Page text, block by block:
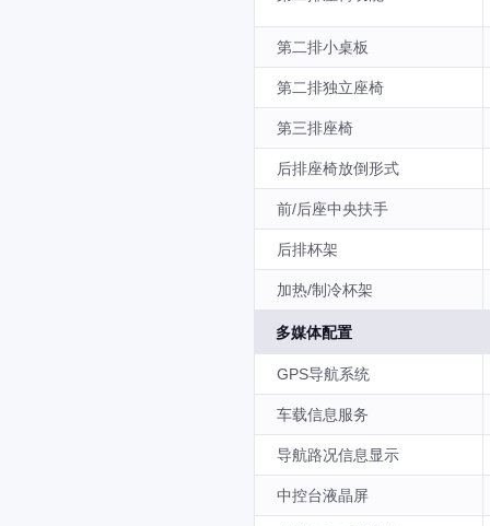
第二排小桌板
第二排独立座椅
第三排座椅
后排座椅放倒形式
前/后座中央扶手
后排杯架
加热/制冷杯架
多媒体配置
GPS导航系统
车载信息服务
导航路况信息显示
中控台液晶屏